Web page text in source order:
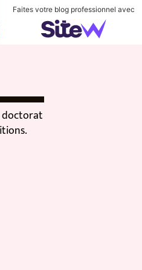
Faites votre blog professionnel avec